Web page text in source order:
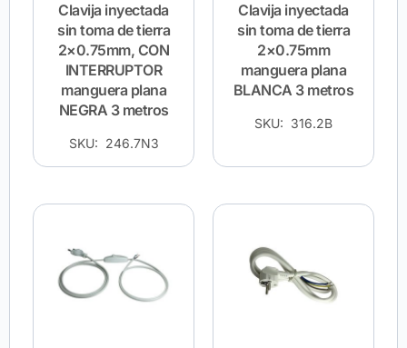
Clavija inyectada
sin toma de tierra
2×0.75mm, CON
INTERRUPTOR
manguera plana
NEGRA 3 metros
SKU: 246.7N3
Clavija inyectada
sin toma de tierra
2×0.75mm
manguera plana
BLANCA 3 metros
SKU: 316.2B